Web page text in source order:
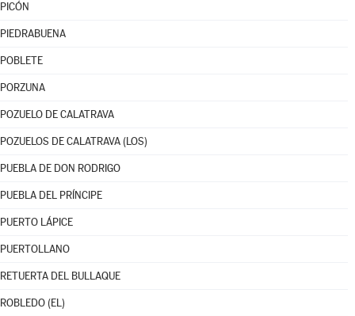
PICÓN
PIEDRABUENA
POBLETE
PORZUNA
POZUELO DE CALATRAVA
POZUELOS DE CALATRAVA (LOS)
PUEBLA DE DON RODRIGO
PUEBLA DEL PRÍNCIPE
PUERTO LÁPICE
PUERTOLLANO
RETUERTA DEL BULLAQUE
ROBLEDO (EL)